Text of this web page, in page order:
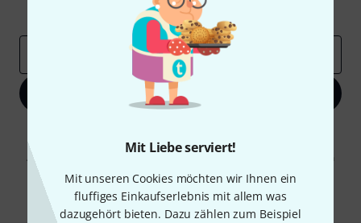
Mit Liebe serviert!
Mit unseren Cookies möchten wir Ihnen ein
fluffiges Einkaufserlebnis mit allem was
dazugehört bieten. Dazu zählen zum Beispiel
Inspirierende Beiträge
Deals
Jetzt anmelden
Werbung und einer Messung des E-Mail-Nutzungsverhaltens zu. Die
Abmeldung ist jederzeit möglich. Weitere Informationen finden Sie in
* Pflichtfeld